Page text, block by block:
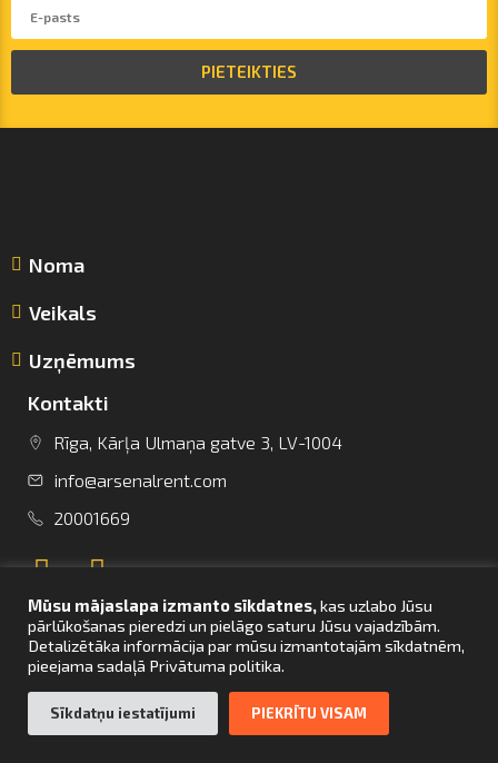
info@arsenalrent.com
Lietuva Latvija Igaunija
PIETEIKTIES
Noma
Veikals
Uzņēmums
Kontakti
Rīga, Kārļa Ulmaņa gatve 3, LV-1004
info@arsenalrent.com
20001669
UZ SĀKUMU
© Arsenal Tehnikas noma 2021. Visas tiesības aizsargātas. Mājaslapas
izstrāde –bettrweb.com
Mūsu mājaslapa izmanto sīkdatnes,kas uzlabo Jūsu
pārlūkošanas pieredzi un pielāgo saturu Jūsu vajadzībām.
Detalizētāka informācija par mūsu izmantotajām sīkdatnēm,
pieejama sadaļā Privātuma politika.
Sīkdatņu iestatījumi PIEKRĪTU VISAM